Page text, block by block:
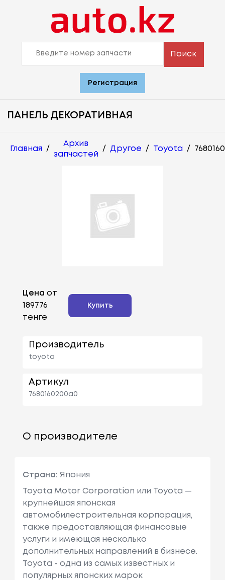
Поиск
Регистрация
ПАНЕЛЬ ДЕКОРАТИВНАЯ
Главная /
Архив
запчастей
/ Другое / Toyota /
Цена от
189776
тенге
Купить
Производитель
toyota
Артикул
7680160200a0
О производителе
Страна: Япония
Toyota Motor Corporation или Toyota —
крупнейшая японская
автомобилестроительная корпорация,
также предоставляющая финансовые
услуги и имеющая несколько
дополнительных направлений в бизнесе.
Toyota - одна из самых известных и
популярных японских марок